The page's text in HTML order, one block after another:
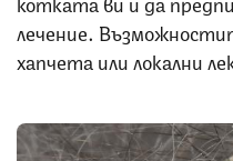
лечение.
хапчета или локални